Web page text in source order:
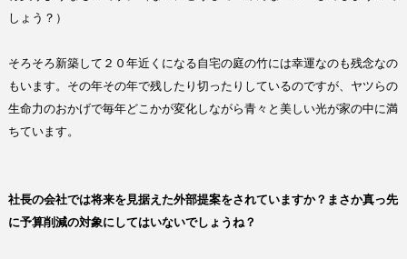
しょう？）
そろそろ新築して２０年近くになる自宅の庭の竹には幸運なのも残念なの
もいます。その年その年で残したり切ったりしているのですが、ヤツらの
生命力のおかげで毎年どこかが変化しながら青々と美しい光が家の中に満
ちています。
社長の会社では将来を見据えた外部提案をされていますか？まさか真っ先
に予算削減の対象にしてはいないでしょうね？